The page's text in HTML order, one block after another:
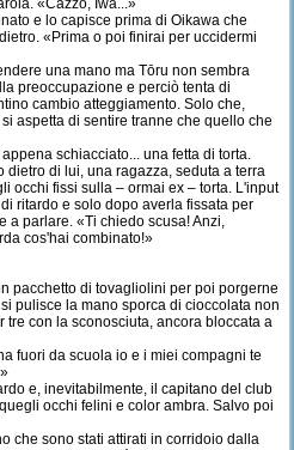
«Cazzo, Iwa...»
e lo capisce prima di Oikawa che
«Prima o poi finirai per uccidermi
una mano ma Tōru non sembra
preoccupazione e perciò tenta di
cambio atteggiamento. Solo che,
aspetta di sentire tranne che quello che
schiacciato... una fetta di torta.
dietro di lui, una ragazza, seduta a terra
occhi fissi sulla – ormai ex – torta. L'input
ritardo e solo dopo averla fissata per
a parlare. «Ti chiedo scusa! Anzi,
cos'hai combinato!»
pacchetto di tovagliolini per poi porgerne
pulisce la mano sporca di cioccolata non
con la sconosciuta, ancora bloccata a
fuori da scuola io e i miei compagni te
e, inevitabilmente, il capitano del club
occhi felini e color ambra. Salvo poi
che sono stati attirati in corridoio dalla